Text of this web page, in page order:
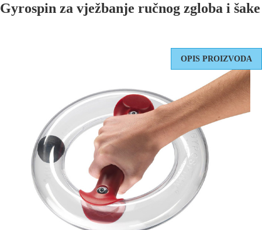
Gyrospin za vježbanje ručnog zgloba i šake
OPIS PROIZVODA